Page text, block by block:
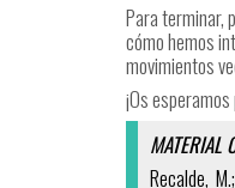
Para terminar,
cómo hemos
movimientos
¡Os
MATERIAL
Recalde,